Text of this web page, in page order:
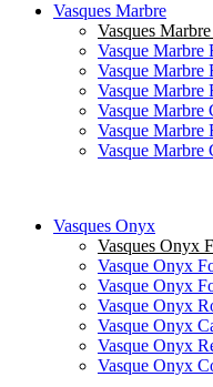
Vasques Marbre
Vasques
Vasque Marbre
Vasque Marbre
Vasque Marbre
Vasque Marbre
Vasque Marbre
Vasque Marbre
Vasques Onyx
Vasques Onyx
Vasque Onyx
Vasque Onyx
Vasque Onyx
Vasque Onyx
Vasque Onyx
Vasque Onyx